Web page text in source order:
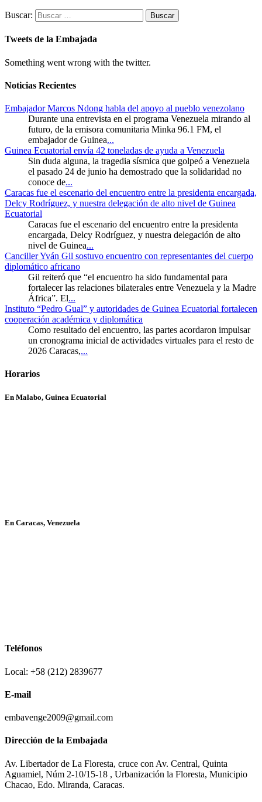
Buscar:
Tweets de la Embajada
Something went wrong with the twitter.
Noticias Recientes
Embajador Marcos Ndong habla del apoyo al pueblo venezolano
Durante una entrevista en el programa Venezuela mirando al
futuro, de la emisora comunitaria Minka 96.1 FM, el
embajador de Guinea...
Guinea Ecuatorial envía 42 toneladas de ayuda a Venezuela
Sin duda alguna, la tragedia sísmica que golpeó a Venezuela
el pasado 24 de junio ha demostrado que la solidaridad no
conoce de...
Caracas fue el escenario del encuentro entre la presidenta encargada,
Delcy Rodríguez, y nuestra delegación de alto nivel de Guinea
Ecuatorial
Caracas fue el escenario del encuentro entre la presidenta
encargada, Delcy Rodríguez, y nuestra delegación de alto
nivel de Guinea...
Canciller Yván Gil sostuvo encuentro con representantes del cuerpo
diplomático africano
Gil reiteró que “el encuentro ha sido fundamental para
fortalecer las relaciones bilaterales entre Venezuela y la Madre
África”. El...
Instituto “Pedro Gual” y autoridades de Guinea Ecuatorial fortalecen
cooperación académica y diplomática
Como resultado del encuentro, las partes acordaron impulsar
un cronograma inicial de actividades virtuales para el resto de
2026 Caracas,...
Horarios
En Malabo, Guinea Ecuatorial
En Caracas, Venezuela
Teléfonos
Local: +58 (212) 2839677
E-mail
embavenge2009@gmail.com
Dirección de la Embajada
Av. Libertador de La Floresta, cruce con Av. Central, Quinta
Aguamiel, Núm 2-10/15-18 , Urbanización la Floresta, Municipio
Chacao, Edo. Miranda, Caracas.